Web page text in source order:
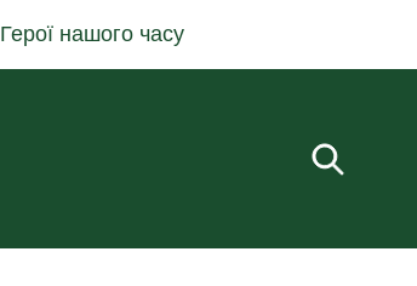
Герої нашого часу